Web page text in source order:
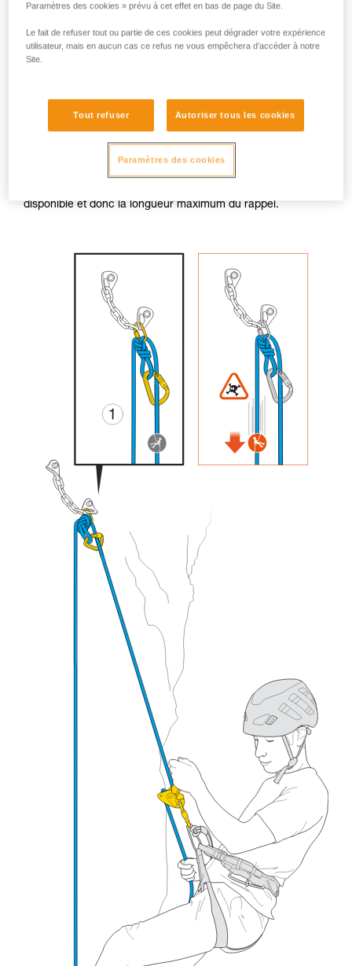
Avec un GRIGRI, il n’est pas possible de descendre sur les
deux brins sortant du relais. Il faut donc descendre sur un
brin bloqué par un nœud en buté sur le maillon, associé à un
nœud en buté, l’autre brin ne servant qu’à rappeler la corde.
du maillon du relais. Si le nœud traverse le maillon, la chute
sera enrayée, mais la récupération de corde sera
disponible et donc la longueur maximum du rappel.
Paramètres des cookies » prévu à cet effet en bas de page du Site.
Le fait de refuser tout ou partie de ces cookies peut dégrader votre expérience
utilisateur, mais en aucun cas ce refus ne vous empêchera d’accéder à notre
Site.
Tout refuser Autoriser tous les cookies
Paramètres des cookies